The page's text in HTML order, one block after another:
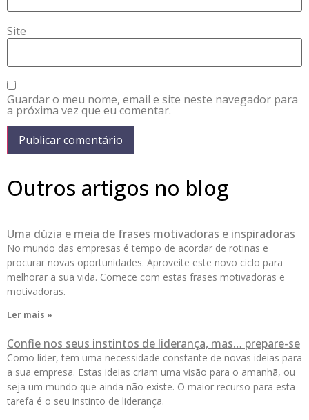
Site
Guardar o meu nome, email e site neste navegador para
a próxima vez que eu comentar.
Outros artigos no blog
Uma dúzia e meia de frases motivadoras e inspiradoras
No mundo das empresas é tempo de acordar de rotinas e
procurar novas oportunidades. Aproveite este novo ciclo para
melhorar a sua vida. Comece com estas frases motivadoras e
motivadoras.
Ler mais »
Confie nos seus instintos de liderança, mas… prepare-se
Como líder, tem uma necessidade constante de novas ideias para
a sua empresa. Estas ideias criam uma visão para o amanhã, ou
seja um mundo que ainda não existe. O maior recurso para esta
tarefa é o seu instinto de liderança.